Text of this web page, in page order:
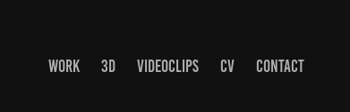
WORK 3D VIDEOCLIPS CV CONTACT